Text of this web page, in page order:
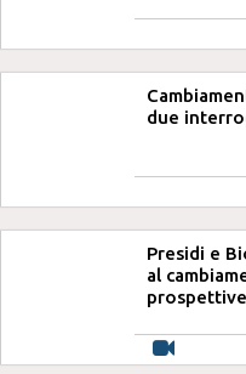
due
Presidi e
al
prospettive